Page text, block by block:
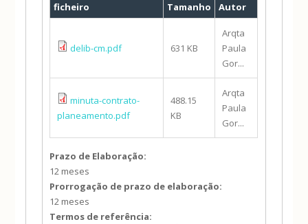
ficheiro
Tamanho Autor
delib-cm.pdf 631 KB
Arqta
Paula
Gor...
minuta-contrato-
planeamento.pdf
488.15
KB
Arqta
Paula
Gor...
Prazo de Elaboração:
12 meses
Prorrogação de prazo de elaboração:
12 meses
Termos de referência: